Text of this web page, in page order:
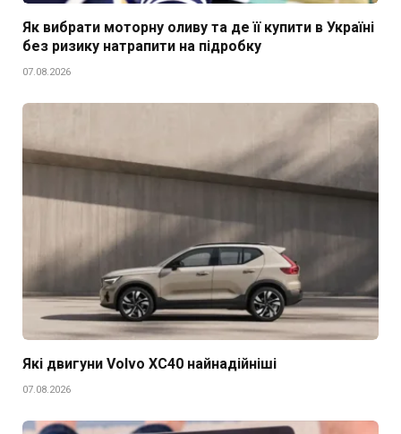
Як вибрати моторну оливу та де її купити в Україні
без ризику натрапити на підробку
07.08.2026
Які двигуни Volvo XC40 найнадійніші
07.08.2026